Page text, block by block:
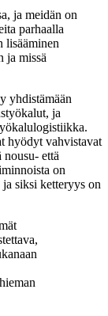
ja meidän on
parhaalla
lisääminen
ja missä
yhdistämään
ja
hyödyt vahvistavat
nousu- että
on
siksi ketteryys on